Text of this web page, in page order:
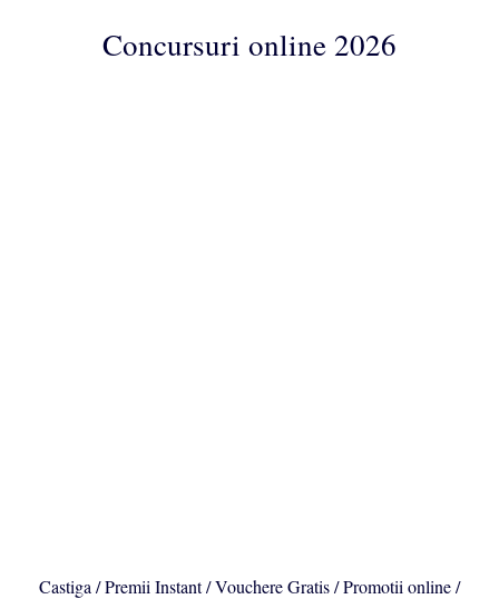
ConcursuriConcursuri online 2026
Castiga / Premii Instant / Vouchere Gratis / Promotii online /